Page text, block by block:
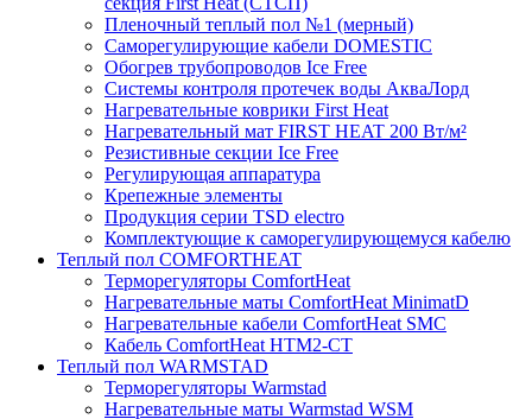
Пленочный теплый пол №1 (мерный)
Саморегулирующие кабели DOMESTIC
Обогрев трубопроводов Ice Free
Системы контроля протечек воды АкваЛорд
Нагревательные коврики First Heat
Нагревательный мат FIRST HEAT 200 Вт/м²
Резистивные секции Ice Free
Регулирующая аппаратура
Крепежные элементы
Продукция серии TSD electro
Комплектующие к саморегулирующемуся кабелю
Теплый пол COMFORTHEAT
Терморегуляторы ComfortHeat
Нагревательные маты ComfortHeat MinimatD
Нагревательные кабели ComfortHeat SMC
Кабель ComfortHeat HTM2-CT
Теплый пол WARMSTAD
Терморегуляторы Warmstad
Нагревательные маты Warmstad WSM